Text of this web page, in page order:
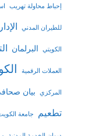
إحباط محاولة تهريب
للطيران المدني
الكويتي البرلمان
العملات الرقمية
المركزي بيان
تطعيم جامعة